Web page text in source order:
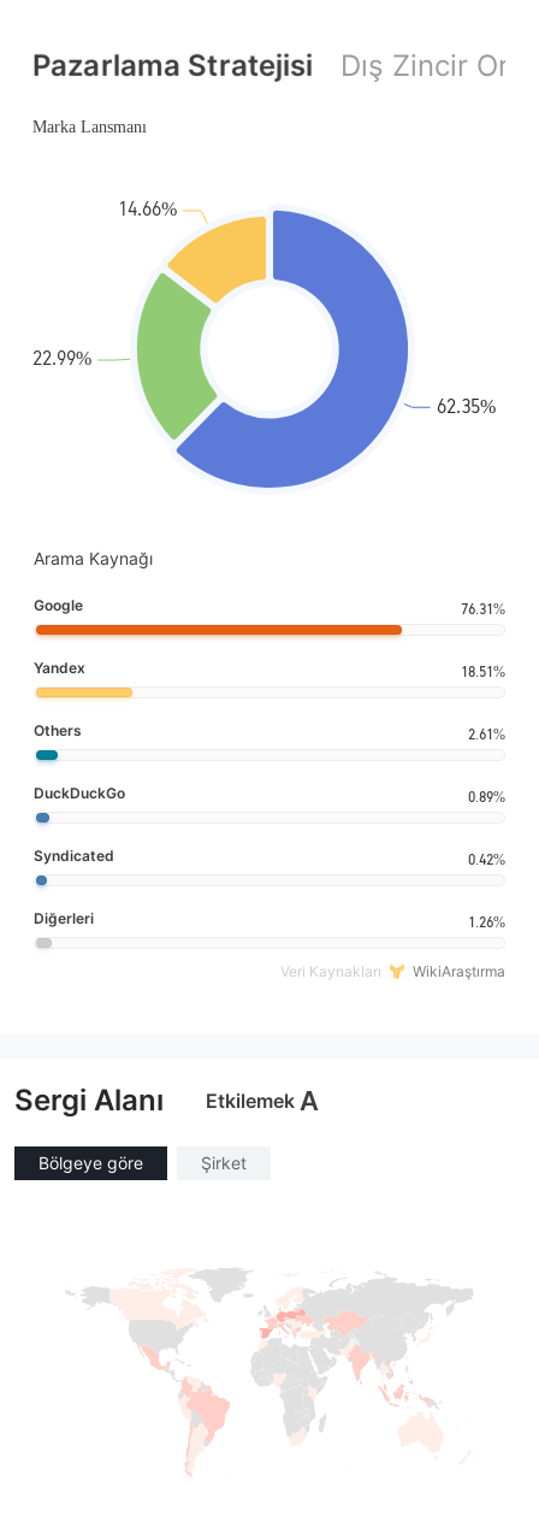
Pazarlama Stratejisi Dış Zincir
Arama Kaynağı
Google 76.31%
Yandex 18.51%
Others 2.61%
DuckDuckGo 0.89%
Syndicated 0.42%
Diğerleri 1.26%
Veri Kaynakları WikiAraştırma
Sergi Alanı Etkilemek A
Bölgeye göre Şirket